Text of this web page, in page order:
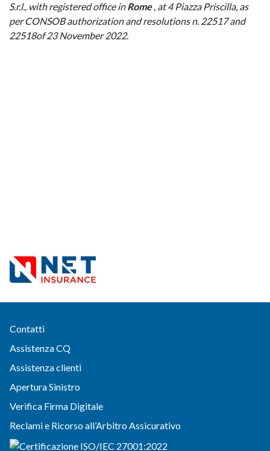
S.r.l., with registered office inRome , at 4 Piazza Priscilla, as
per CONSOB authorization and resolutions n. 22517 and
22518of 23 November 2022.
Contatti
Assistenza CQ
Assistenza clienti
Apertura Sinistro
Verifica Firma Digitale
Reclami e Ricorso all’Arbitro Assicurativo